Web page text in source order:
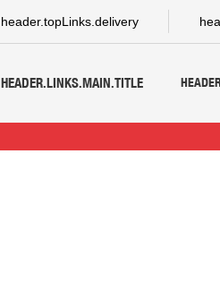
header.topLinks.delivery
HEADER.LINKS.MAIN.TITLE